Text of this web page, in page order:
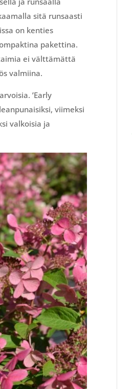
sitä runsaasti
on kenties
pakettina.
ei välttämättä
valmiina.
’Early
viimeksi
valkoisia ja